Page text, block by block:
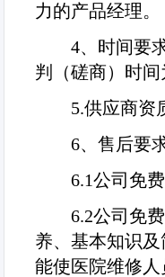
力的产品经理。
4、时间要
判（磋商）时间
5.供应商资
6、售后要
6.1公司免
6.2公司免
养、基本知识
能使医院维修